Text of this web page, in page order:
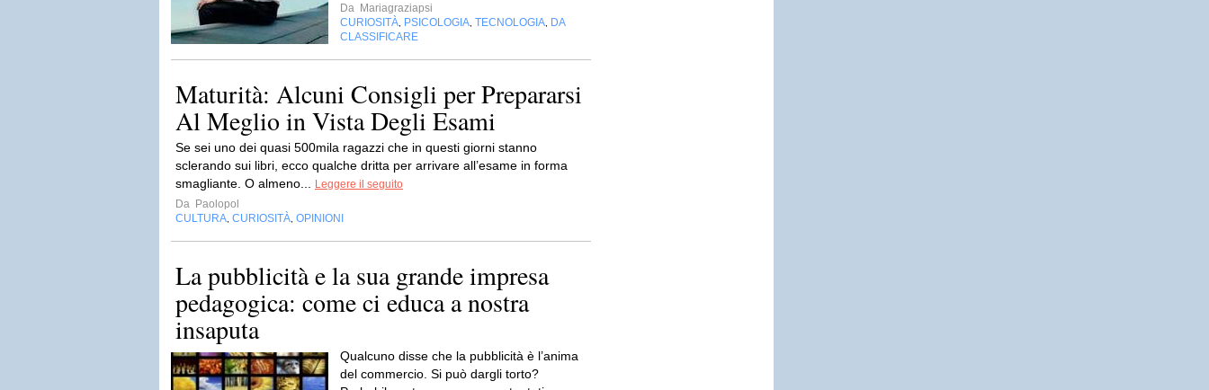
Da Mariagraziapsi
CURIOSITÀ PSICOLOGIA TECNOLOGIA DA
CLASSIFICARE
Maturità: Alcuni Consigli per Prepararsi
Al Meglio in Vista Degli Esami
Se sei uno dei quasi 500mila ragazzi che in questi giorni stanno
sclerando sui libri, ecco qualche dritta per arrivare all’esame in forma
smagliante. O almeno...
Leggere il seguito
Da Paolopol
CULTURA CURIOSITÀ OPINIONI
La pubblicità e la sua grande impresa
pedagogica: come ci educa a nostra
insaputa
Qualcuno disse che la pubblicità è l’anima
del commercio. Si può dargli torto?